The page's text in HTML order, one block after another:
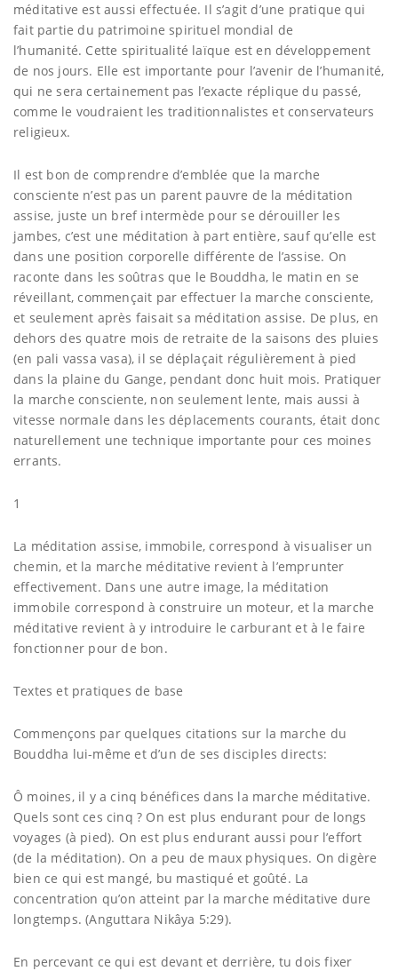
méditative est aussi effectuée. Il s’agit d’une pratique qui
fait partie du patrimoine spirituel mondial de
l’humanité. Cette spiritualité laïque est en développement
de nos jours. Elle est importante pour l’avenir de l’humanité,
qui ne sera certainement pas l’exacte réplique du passé,
comme le voudraient les traditionnalistes et conservateurs
religieux.
Il est bon de comprendre d’emblée que la marche
consciente n’est pas un parent pauvre de la méditation
assise, juste un bref intermède pour se dérouiller les
jambes, c’est une méditation à part entière, sauf qu’elle est
dans une position corporelle différente de l’assise. On
raconte dans les soûtras que le Bouddha, le matin en se
réveillant, commençait par effectuer la marche consciente,
et seulement après faisait sa méditation assise. De plus, en
dehors des quatre mois de retraite de la saisons des pluies
(en pali vassa vasa), il se déplaçait régulièrement à pied
dans la plaine du Gange, pendant donc huit mois. Pratiquer
la marche consciente, non seulement lente, mais aussi à
vitesse normale dans les déplacements courants, était donc
naturellement une technique importante pour ces moines
errants.
1
La méditation assise, immobile, correspond à visualiser un
chemin, et la marche méditative revient à l’emprunter
effectivement. Dans une autre image, la méditation
immobile correspond à construire un moteur, et la marche
méditative revient à y introduire le carburant et à le faire
fonctionner pour de bon.
Textes et pratiques de base
Commençons par quelques citations sur la marche du
Bouddha lui-même et d’un de ses disciples directs:
Ô moines, il y a cinq bénéfices dans la marche méditative.
Quels sont ces cinq ? On est plus endurant pour de longs
voyages (à pied). On est plus endurant aussi pour l’effort
(de la méditation). On a peu de maux physiques. On digère
bien ce qui est mangé, bu mastiqué et goûté. La
concentration qu’on atteint par la marche méditative dure
longtemps. (Anguttara Nikâya 5:29).
En percevant ce qui est devant et derrière, tu dois fixer